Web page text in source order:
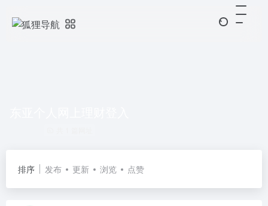
排序 发布 更新 浏览 点赞